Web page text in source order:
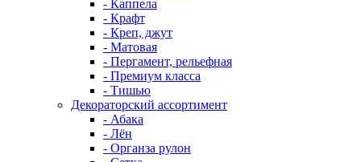
- Каппела
- Крафт
- Креп, джут
- Матовая
- Пергамент, рельефная
- Премиум класса
- Тишью
Декораторский ассортимент
- Абака
- Лён
- Органза рулон